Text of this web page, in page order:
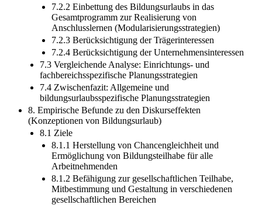
7.2.2 Einbettung des Bildungsurlaubs in das
Gesamtprogramm zur Realisierung von
Anschlusslernen (Modularisierungsstrategien)
7.2.3 Berücksichtigung der Trägerinteressen
7.2.4 Berücksichtigung der Unternehmensinteressen
7.3 Vergleichende Analyse: Einrichtungs- und
fachbereichsspezifische Planungsstrategien
7.4 Zwischenfazit: Allgemeine und
bildungsurlaubsspezifische Planungsstrategien
8. Empirische Befunde zu den Diskurseffekten
(Konzeptionen von Bildungsurlaub)
8.1 Ziele
8.1.1 Herstellung von Chancengleichheit und
Ermöglichung von Bildungsteilhabe für alle
Arbeitnehmenden
8.1.2 Befähigung zur gesellschaftlichen Teilhabe,
Mitbestimmung und Gestaltung in verschiedenen
gesellschaftlichen Bereichen